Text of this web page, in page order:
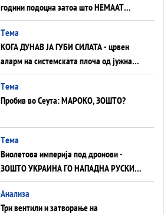
години подоцна затоа што НЕМААТ
ВНУЦИ ДА ГИ ЗАМЕНАТ
Tема
КОГА ДУНАВ ЈА ГУБИ СИЛАТА - црвен
аларм на системската плоча од јужна
Германија до Црното Море...
Tема
Пробив во Сеута: МАРОКО, ЗОШТО?
Tема
Виолетова империја под дронови -
ЗОШТО УКРАИНА ГО НАПАДНА РУСКИОТ
WILDBERRIES
Aнализа
Три вентили и затворање на